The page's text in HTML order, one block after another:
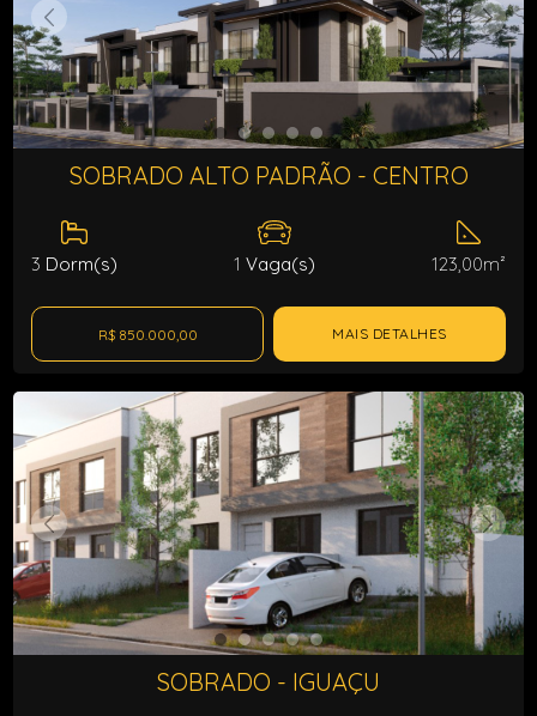
SOBRADO ALTO PADRÃO - CENTRO
3 Dorm(s) 1 Vaga(s) 123,00m²
R$ 850.000,00 MAIS DETALHES
SOBRADO - IGUAÇU